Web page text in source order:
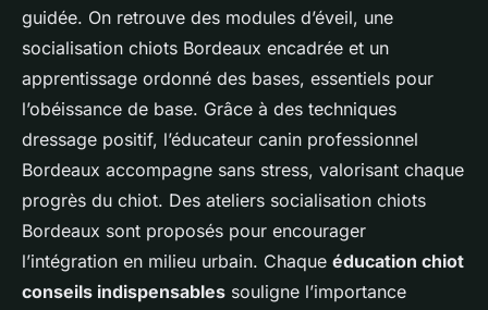
guidée. On retrouve des modules d’éveil, une
socialisation chiots Bordeaux encadrée et un
apprentissage ordonné des bases, essentiels pour
l’obéissance de base. Grâce à des techniques
dressage positif, l’éducateur canin professionnel
Bordeaux accompagne sans stress, valorisant chaque
progrès du chiot. Des ateliers socialisation chiots
Bordeaux sont proposés pour encourager
l’intégration en milieu urbain. Chaque éducation chiot
conseils indispensables souligne l’importance